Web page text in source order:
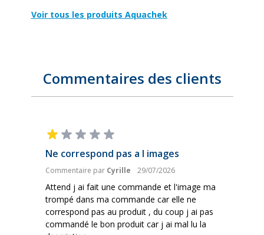
Voir tous les produits Aquachek
Commentaires des clients
Ne correspond pas a l images
Commentaire par Cyrille 29/07/2026
Attend j ai fait une commande et l'image ma
trompé dans ma commande car elle ne
correspond pas au produit , du coup j ai pas
commandé le bon produit car j ai mal lu la